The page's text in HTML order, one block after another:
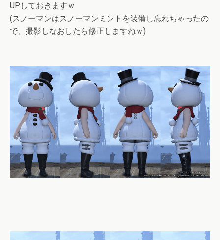
UPしておきますｗ
(スノーマンはスノーマンミントを装備し忘れちゃったの
で、撮影しなおしたら修正しますねｗ)